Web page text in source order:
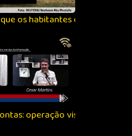
os habitantes de Gaza
operação visa vistoriar